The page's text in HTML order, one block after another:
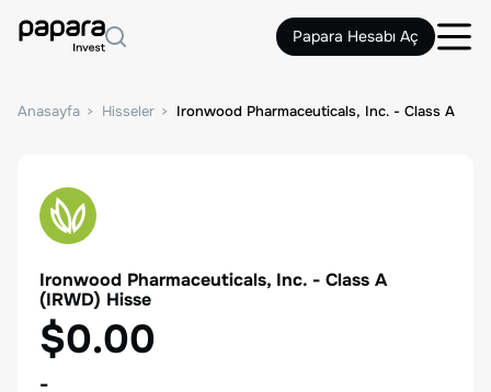
Papara Hesabı Aç
Anasayfa Hisseler Ironwood Pharmaceuticals, Inc. - Class A
Ironwood Pharmaceuticals, Inc. - Class A
(IRWD) Hisse
$0.00
-